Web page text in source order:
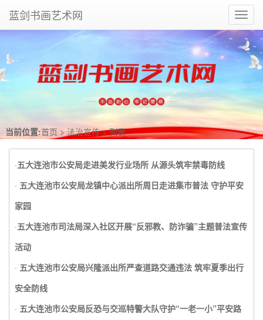
蓝剑书画艺术网
当前位置:首页 >法治宣传> 列表
·五大连池市公安局走进美发行业场所 从源头筑牢禁毒防线
· 五大连池市公安局龙镇中心派出所周日走进集市普法 守护平安
家园
·五大连池市司法局深入社区开展“反邪教、防诈骗”主题普法宣传
活动
· 五大连池市公安局兴隆派出所严查道路交通违法 筑牢夏季出行
安全防线
· 五大连池市公安局反恐与交巡特警大队守护“一老一小”平安路